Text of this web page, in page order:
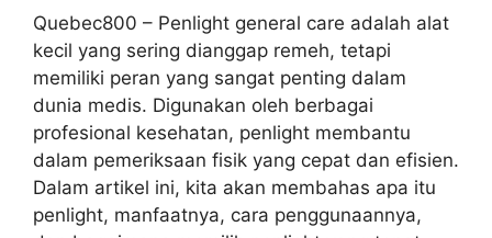
Quebec800 – Penlight general care adalah alat
kecil yang sering dianggap remeh, tetapi
memiliki peran yang sangat penting dalam
dunia medis. Digunakan oleh berbagai
profesional kesehatan, penlight membantu
dalam pemeriksaan fisik yang cepat dan efisien.
Dalam artikel ini, kita akan membahas apa itu
penlight, manfaatnya, cara penggunaannya,